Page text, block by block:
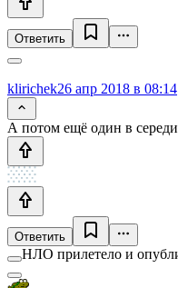
Ответить
klirichek26 апр 2018 в 08:14
А потом ещё один в
Ответить
НЛО прилетело и